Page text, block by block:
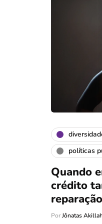
políticas
Quando
crédito
reparação
PorJônatas